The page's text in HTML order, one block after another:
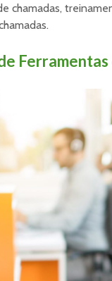
chamadas,